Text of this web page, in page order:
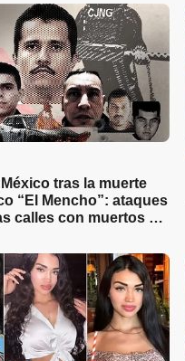
tras la muerte
“El Mencho”: ataques
calles con muertos y